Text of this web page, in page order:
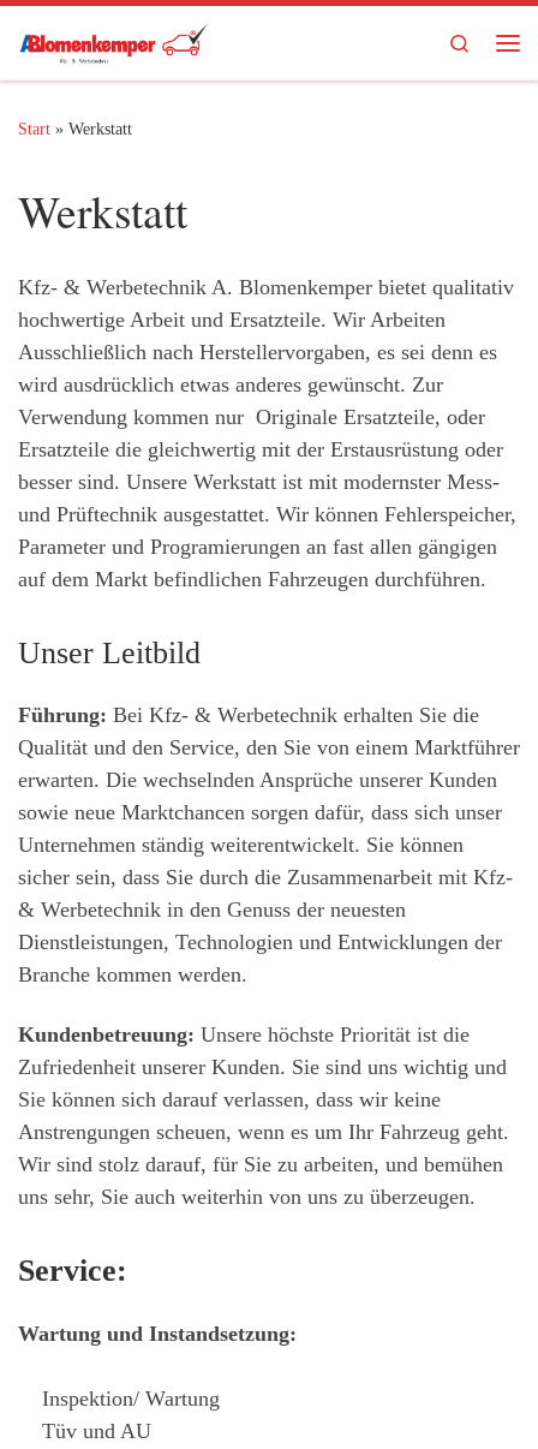
Zum Inhalt springen
Search
Start » Werkstatt
Werkstatt
Kfz- & Werbetechnik A. Blomenkemper bietet qualitativ
hochwertige Arbeit und Ersatzteile. Wir Arbeiten
Ausschließlich nach Herstellervorgaben, es sei denn es
wird ausdrücklich etwas anderes gewünscht. Zur
Verwendung kommen nur Originale Ersatzteile, oder
Ersatzteile die gleichwertig mit der Erstausrüstung oder
besser sind. Unsere Werkstatt ist mit modernster Mess-
und Prüftechnik ausgestattet. Wir können Fehlerspeicher,
Parameter und Programierungen an fast allen gängigen
auf dem Markt befindlichen Fahrzeugen durchführen.
Unser Leitbild
Führung: Bei Kfz- & Werbetechnik erhalten Sie die
Qualität und den Service, den Sie von einem Marktführer
erwarten. Die wechselnden Ansprüche unserer Kunden
sowie neue Marktchancen sorgen dafür, dass sich unser
Unternehmen ständig weiterentwickelt. Sie können
sicher sein, dass Sie durch die Zusammenarbeit mit Kfz-
& Werbetechnik in den Genuss der neuesten
Dienstleistungen, Technologien und Entwicklungen der
Branche kommen werden.
Kundenbetreuung: Unsere höchste Priorität ist die
Zufriedenheit unserer Kunden. Sie sind uns wichtig und
Sie können sich darauf verlassen, dass wir keine
Anstrengungen scheuen, wenn es um Ihr Fahrzeug geht.
Wir sind stolz darauf, für Sie zu arbeiten, und bemühen
uns sehr, Sie auch weiterhin von uns zu überzeugen.
Service:
Wartung und Instandsetzung:
Inspektion/ Wartung
Tüv und AU